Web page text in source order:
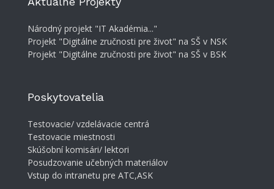
Národný projekt "IT Akadémia..."
Projekt "Digitálne zručnosti pre život" na SŠ v NSK
Projekt "Digitálne zručnosti pre život" na SŠ v BSK
Poskytovatelia
Testovacie/ vzdelávacie centrá
Testovacie miestnosti
Skúšobní komisári/ lektori
Posudzovanie učebných materiálov
Vstup do intranetu pre ATC,ASK